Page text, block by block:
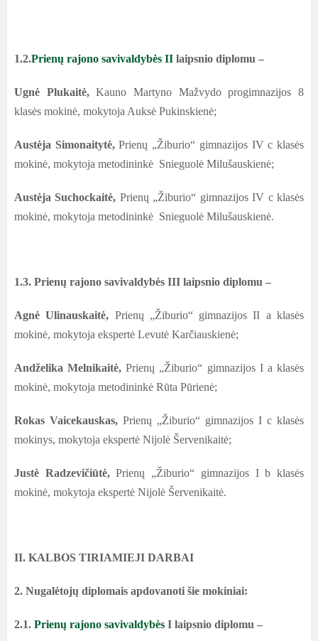
1.2.Prienų rajono savivaldybės II laipsnio diplomu –
Ugnė Plukaitė,Kauno Martyno Mažvydo progimnazijos 8
klasės mokinė, mokytoja Auksė Pukinskienė;
Austėja Simonaitytė,Prienų „Žiburio“ gimnazijos IV c klasės
mokinė, mokytoja metodininkė Snieguolė Milušauskienė;
Austėja Suchockaitė, Prienų „Žiburio“ gimnazijos IV c klasės
mokinė, mokytoja metodininkė Snieguolė Milušauskienė.
1.3. Prienų rajono savivaldybės III laipsnio diplomu –
Agnė Ulinauskaitė, Prienų „Žiburio“ gimnazijos II a klasės
mokinė, mokytoja ekspertė Levutė Karčiauskienė;
Andželika Melnikaitė, Prienų „Žiburio“ gimnazijos I a klasės
mokinė, mokytoja metodininkė Rūta Pūrienė;
Rokas Vaicekauskas, Prienų „Žiburio“ gimnazijos I c klasės
mokinys, mokytoja ekspertė Nijolė Šervenikaitė;
Justė Radzevičiūtė,Prienų „Žiburio“ gimnazijos I b klasės
mokinė, mokytoja ekspertė Nijolė Šervenikaitė.
II. KALBOS TIRIAMIEJI DARBAI
2. Nugalėtojų diplomais apdovanoti šie mokiniai:
2.1. Prienų rajono savivaldybės I laipsnio diplomu –